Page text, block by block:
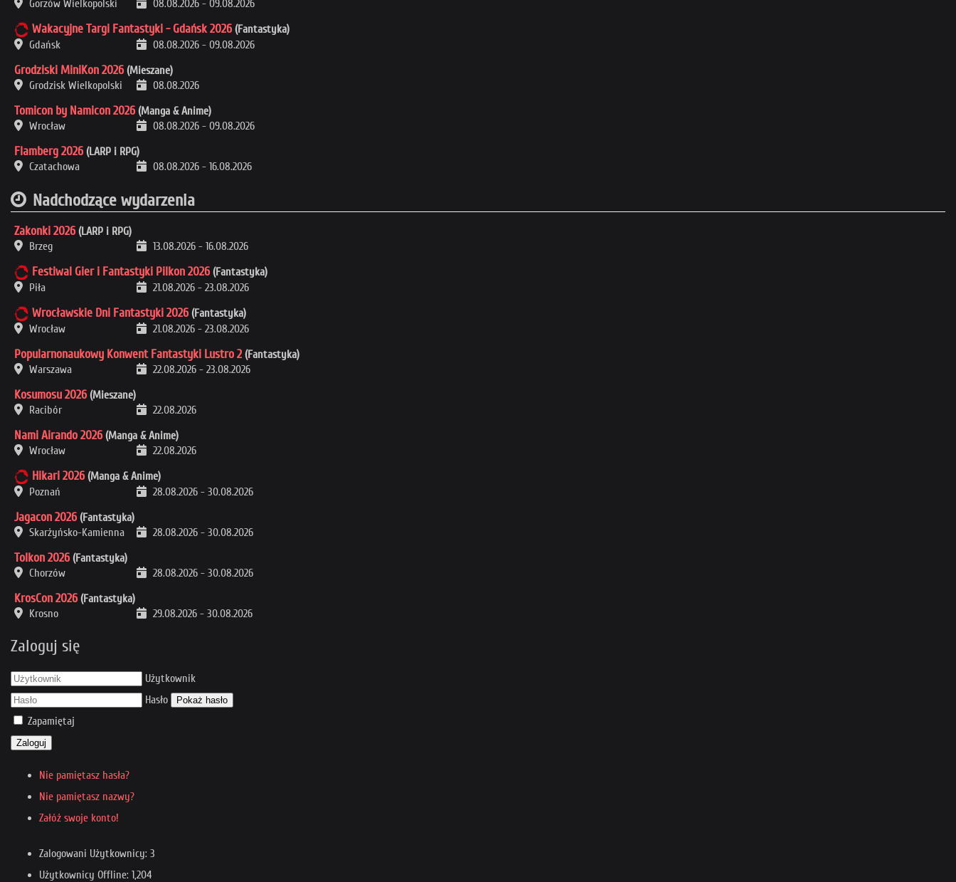
Gorzów Wielkopolski
08.08.2026 - 09.08.2026
Wakacyjne Targi Fantastyki - Gdańsk 2026 (Fantastyka)
Gdańsk
08.08.2026 - 09.08.2026
Grodziski MiniKon 2026 (Mieszane)
Grodzisk Wielkopolski
08.08.2026
Tomicon by Namicon 2026 (Manga & Anime)
Wrocław
08.08.2026 - 09.08.2026
Flamberg 2026 (LARP i RPG)
Czatachowa
08.08.2026 - 16.08.2026
Nadchodzące wydarzenia
Zakonki 2026 (LARP i RPG)
Brzeg
13.08.2026 - 16.08.2026
Festiwal Gier i Fantastyki Pilkon 2026 (Fantastyka)
Piła
21.08.2026 - 23.08.2026
Wrocławskie Dni Fantastyki 2026 (Fantastyka)
Wrocław
21.08.2026 - 23.08.2026
Popularnonaukowy Konwent Fantastyki Lustro 2 (Fantastyka)
Warszawa
22.08.2026 - 23.08.2026
Kosumosu 2026 (Mieszane)
Racibór
22.08.2026
Nami Airando 2026 (Manga & Anime)
Wrocław
22.08.2026
Hikari 2026 (Manga & Anime)
Poznań
28.08.2026 - 30.08.2026
Jagacon 2026 (Fantastyka)
Skarżyńsko-Kamienna
28.08.2026 - 30.08.2026
Tolkon 2026 (Fantastyka)
Chorzów
28.08.2026 - 30.08.2026
KrosCon 2026 (Fantastyka)
Krosno
29.08.2026 - 30.08.2026
Zaloguj się
Użytkownik
Hasło
Pokaż hasło
Zapamiętaj
Zaloguj
Nie pamiętasz hasła?
Nie pamiętasz nazwy?
Załóż swoje konto!
Zalogowani Użytkownicy: 3
Użytkownicy Offline: 1,204